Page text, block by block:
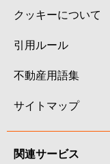
クッキーについて
引用ルール
不動産用語集
サイトマップ
関連サービス